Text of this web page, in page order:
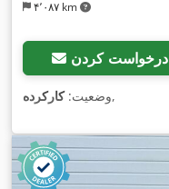
۴٬۰۸۷ km
درخواست کردن
وضعیت:کارکرده ,